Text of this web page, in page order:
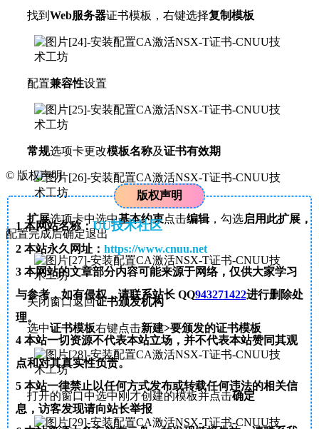
找到 Web服务器证书模板，右键选择复制模板
配置兼容性设置
常规选项卡更改模板名称及证书有效期
扩展选项卡中选中基本约束点击编辑，勾选启用此扩展，
配置完成后确定退出
关闭窗口返回证书颁发机构
选中证书模板右键点击新建>要颁发的证书模板
打开的窗口中选中刚才创建的模板并点击确定
© 版权声明
版权声明
1本网站名称：UU技术社区
2本站永久网址： https://www.cnuu.net
3本网站的文章部分内容可能来源于网络，仅供大家学习
与参考，如有侵权，请联系站长 QQ943271422进行删除处
理。
4本站一切资源不代表本站立场，并不代表本站赞同其观
点和对其真实性负责。
5本站一律禁止以任何方式发布或转载任何违法的相关信
息，访客发现请向站长举报